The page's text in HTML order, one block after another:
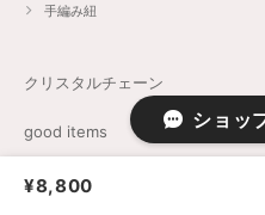
手編み紐
クリスタルチェーン
good items
set/order
¥8,800
ショッ